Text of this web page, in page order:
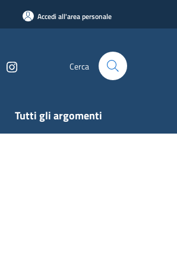
Accedi all'area personale
Cerca
Tutti gli argomenti